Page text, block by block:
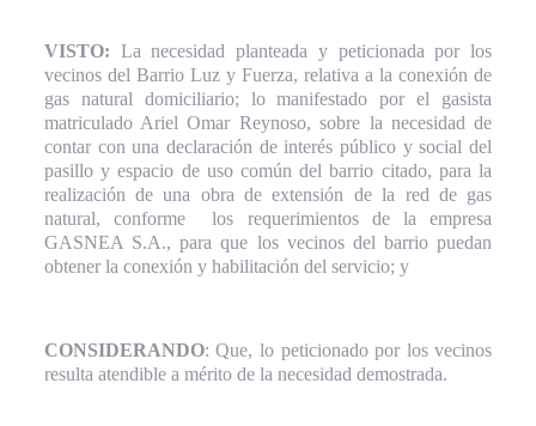
VISTO: La necesidad planteada y peticionada por los
vecinos del Barrio Luz y Fuerza, relativa a la conexión de
gas natural domiciliario; lo manifestado por el gasista
matriculado Ariel Omar Reynoso, sobre la necesidad de
contar con una declaración de interés público y social del
pasillo y espacio de uso común del barrio citado, para la
realización de una obra de extensión de la red de gas
natural, conforme
los requerimientos de la empresa
GASNEA S.A., para que los vecinos del barrio puedan
obtener la conexión y habilitación del servicio; y
CONSIDERANDO: Que, lo peticionado por los vecinos
resulta atendible a mérito de la necesidad demostrada.